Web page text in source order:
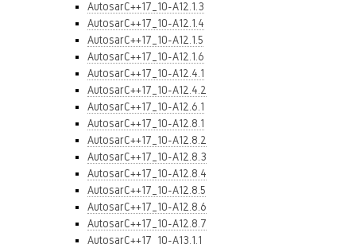
AutosarC++17_10-A12.1.3
AutosarC++17_10-A12.1.4
AutosarC++17_10-A12.1.5
AutosarC++17_10-A12.1.6
AutosarC++17_10-A12.4.1
AutosarC++17_10-A12.4.2
AutosarC++17_10-A12.6.1
AutosarC++17_10-A12.8.1
AutosarC++17_10-A12.8.2
AutosarC++17_10-A12.8.3
AutosarC++17_10-A12.8.4
AutosarC++17_10-A12.8.5
AutosarC++17_10-A12.8.6
AutosarC++17_10-A12.8.7
AutosarC++17_10-A13.1.1